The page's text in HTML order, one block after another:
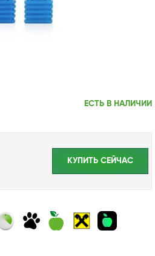
ЕСТЬ В НАЛИЧИИ
КУПИТЬ CЕЙЧАС